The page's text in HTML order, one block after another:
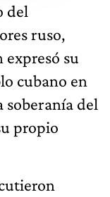
del
ruso,
su
cubano en
soberanía del
propio